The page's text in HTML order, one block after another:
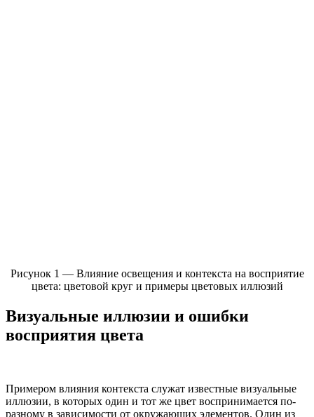
Рисунок 1 — Влияние освещения и контекста на восприятие
цвета: цветовой круг и примеры цветовых иллюзий
Визуальные иллюзии и ошибки
восприятия цвета
Примером влияния контекста служат известные визуальные
иллюзии, в которых один и тот же цвет воспринимается по-
разному в зависимости от окружающих элементов. Один из